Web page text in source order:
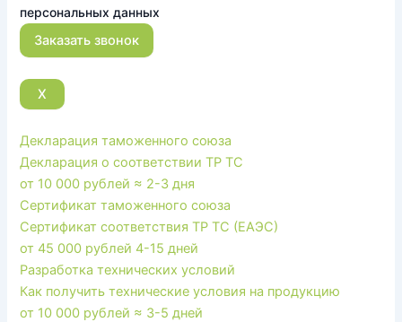
персональных данных
X
Декларация таможенного союза
Декларация о соответствии ТР ТС
от 10 000 рублей ≈ 2-3 дня
Сертификат таможенного союза
Сертификат соответствия ТР ТС (ЕАЭС)
от 45 000 рублей 4-15 дней
Разработка технических условий
Как получить технические условия на продукцию
от 10 000 рублей ≈ 3-5 дней